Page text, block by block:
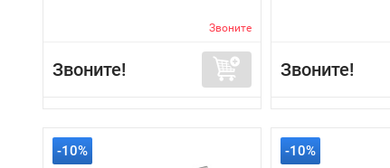
Звоните
Звоните! Звоните!
-10% -10%